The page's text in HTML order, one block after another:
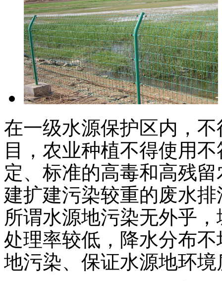
在一级水源保护区内，
目，农业种植不得使用
定、标准的高毒和高残
建扩建污染较重的废水
所谓水源地污染无外乎
处理率较低，降水分布
地污染、保证水源地环